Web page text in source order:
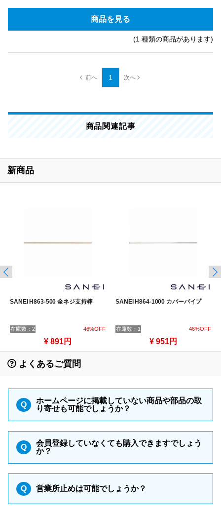
商品を見る
(1 種類の商品があります)
1
商品関連記事
新商品
SANEI H863-500 全ネジ支持棒
在庫数：2 46%OFF
¥ 891円
SANEI H864-1000 カバーパイプ
在庫数：1 46%OFF
¥ 951円
よくあるご質問
Q
ホームページに掲載していない商品や部品の取
り寄せも可能でしょうか？
Q
会員登録していなくても購入できますでしょう
か？
Q 営業所止めは可能でしょうか？